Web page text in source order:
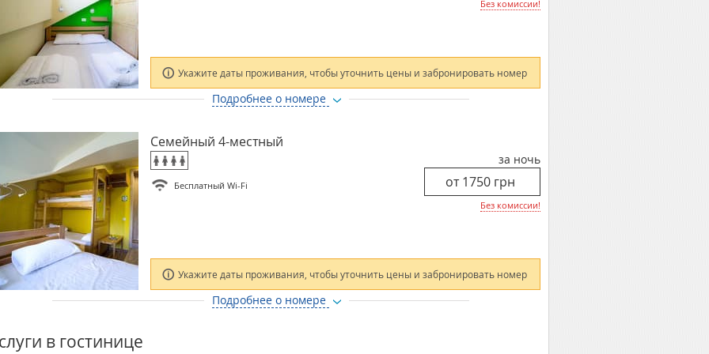
Без комиссии!
Укажите даты проживания, чтобы уточнить цены и забронировать номер
Подробнее о номере
Семейный 4-местный
Бесплатный Wi-Fi
за ночь
Без комиссии!
Укажите даты проживания, чтобы уточнить цены и забронировать номер
Подробнее о номере
в гостинице